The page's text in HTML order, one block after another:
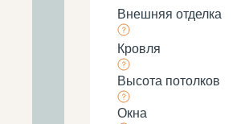
Внешняя отделка
Кровля
Высота потолков
Окна